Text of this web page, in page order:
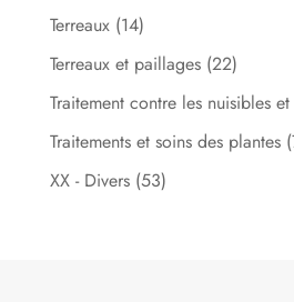
Terreaux (14)
Terreaux et paillages (22)
Traitement contre les nuisibles
Traitements et soins des plantes
XX - Divers (53)